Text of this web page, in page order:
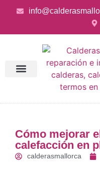
Cómo mejorar
calefacción en
calderasmallorca